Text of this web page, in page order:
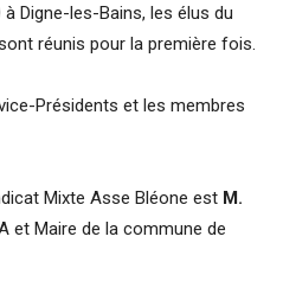
Digne-les-Bains, les élus du
réunis pour la première fois.
Présidents et les membres
Mixte Asse Bléone est M.
et Maire de la commune de